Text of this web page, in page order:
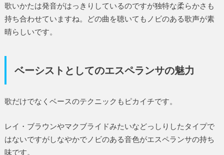
歌いかたは発音がはっきりしているのですが独特な柔らかさも
持ち合わせていますね。どの曲を聴いてもノビのある歌声が素
晴らしいです。
ベーシストとしてのエスペランサの魅力
歌だけでなくベースのテクニックもピカイチです。
レイ・ブラウンやマクブライドみたいなどっしりしたタイプで
はないですがしなやかでノビのある音色がエスペランサの持ち
味です。